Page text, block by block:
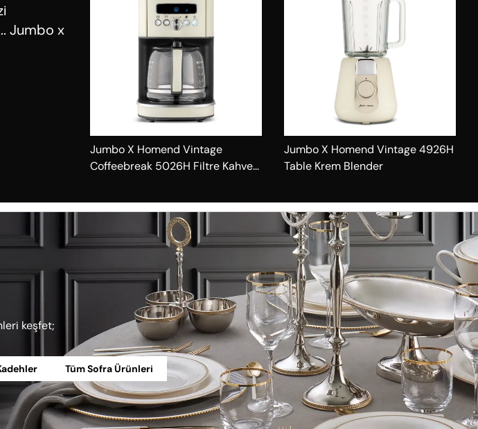
Jumbo x
Jumbo X Homend Vintage
Coffeebreak 5026H Filtre Kahve
Jumbo X Homend Vintage 4926H
Table Krem Blender
keşfet;
Tüm Sofra Ürünleri